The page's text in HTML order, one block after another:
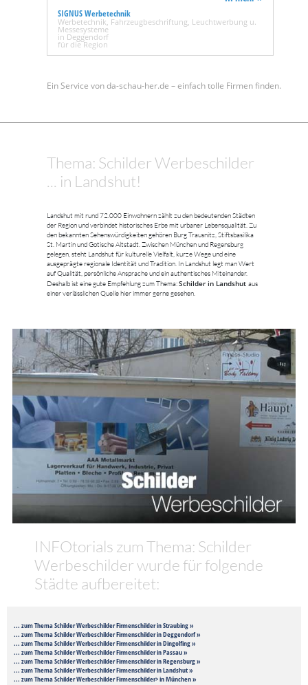
SIGNUS Werbetechnik
Werbetechnik, Fahrzeugbeschriftung, Leuchtwerbung u.
Messesysteme
in Deggendorf
für die Region
Ein Service von da-schau-her.de – einfach tolle Firmen finden.
Thema: Schilder Werbeschilder
... in Landshut!
Landshut mit rund 72.000 Einwohnern zählt zu den bedeutenden Städten
der Region und verbindet historisches Erbe mit urbaner Lebensqualität. Zu
den bekannten Sehenswürdigkeiten gehören Burg Trausnitz, Stiftsbasilika
St. Martin und Gotische Altstadt. Zwischen München und Regensburg
gelegen, steht Landshut für kulturelle Vielfalt, kurze Wege und eine
ausgeprägte regionale Identität und Tradition. In Landshut legt man Wert
auf Qualität, persönliche Ansprache und ein authentisches Miteinander.
Deshalb ist eine gute Empfehlung zum Thema:Schilder in Landshut aus
einer verlässlichen Quelle hier immer gerne gesehen.
INFOtorials zum Thema: Schilder
Werbeschilder wurde für folgende
Städte aufbereitet:
... zum Thema Schilder Werbeschilder Firmenschilder in Straubing »
... zum Thema Schilder Werbeschilder Firmenschilder in Deggendorf »
... zum Thema Schilder Werbeschilder Firmenschilder in Dingolfing »
... zum Thema Schilder Werbeschilder Firmenschilder in Passau »
... zum Thema Schilder Werbeschilder Firmenschilder in Regensburg »
... zum Thema Schilder Werbeschilder Firmenschilder in Landshut »
... zum Thema Schilder Werbeschilder Firmenschilder> in München »